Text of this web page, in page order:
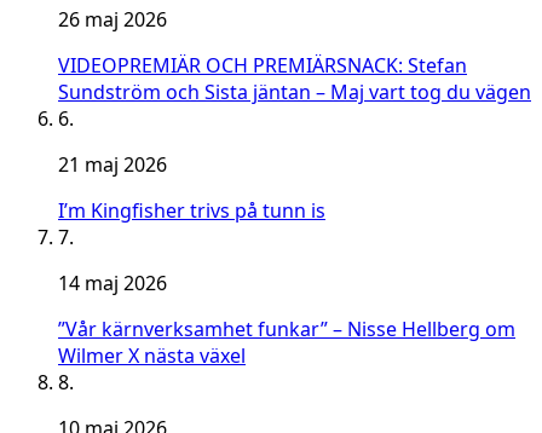
26 maj 2026
VIDEOPREMIÄR OCH PREMIÄRSNACK: Stefan
Sundström och Sista jäntan – Maj vart tog du vägen
6.
21 maj 2026
I’m Kingfisher trivs på tunn is
7.
14 maj 2026
”Vår kärnverksamhet funkar” – Nisse Hellberg om
Wilmer X nästa växel
8.